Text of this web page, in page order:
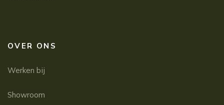
OVER ONS
Werken bij
Showroom